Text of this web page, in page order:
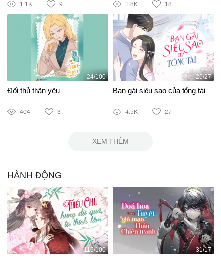
1.1K 9 1.8K 18
24/100
Đối thủ thân yêu
404 3
26/27
Bạn gái siêu sao của tổng tài
4.5K 27
XEM THÊM
HÀNH ĐỘNG
116/100 31/17